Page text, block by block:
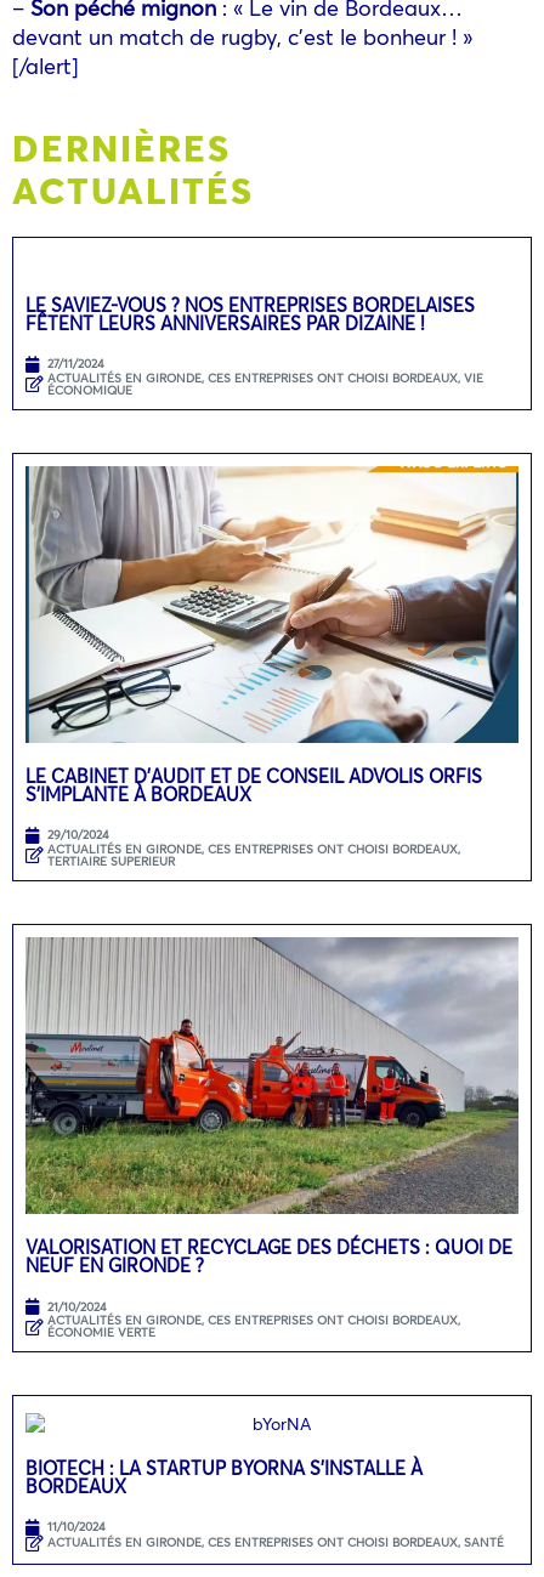
– Son péché mignon : « Le vin de Bordeaux…
devant un match de rugby, c’est le bonheur ! »
[/alert]
DERNIÈRES
ACTUALITÉS
LE SAVIEZ-VOUS ? NOS ENTREPRISES BORDELAISES
FÊTENT LEURS ANNIVERSAIRES PAR DIZAINE !
27/11/2024
ACTUALITÉS EN GIRONDE, CES ENTREPRISES ONT CHOISI BORDEAUX, VIE
ÉCONOMIQUE
LE CABINET D’AUDIT ET DE CONSEIL ADVOLIS ORFIS
S’IMPLANTE À BORDEAUX
29/10/2024
ACTUALITÉS EN GIRONDE, CES ENTREPRISES ONT CHOISI BORDEAUX,
TERTIAIRE SUPERIEUR
VALORISATION ET RECYCLAGE DES DÉCHETS : QUOI DE
NEUF EN GIRONDE ?
21/10/2024
ACTUALITÉS EN GIRONDE, CES ENTREPRISES ONT CHOISI BORDEAUX,
ÉCONOMIE VERTE
BIOTECH : LA STARTUP BYORNA S’INSTALLE À
BORDEAUX
11/10/2024
ACTUALITÉS EN GIRONDE, CES ENTREPRISES ONT CHOISI BORDEAUX, SANTÉ